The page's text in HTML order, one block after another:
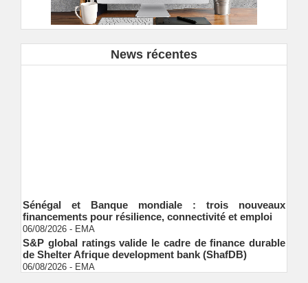
News récentes
Sénégal et Banque mondiale : trois nouveaux
financements pour résilience, connectivité et emploi
06/08/2026 EMA
S&P global ratings valide le cadre de finance durable
de Shelter Afrique development bank (ShafDB)
06/08/2026 EMA